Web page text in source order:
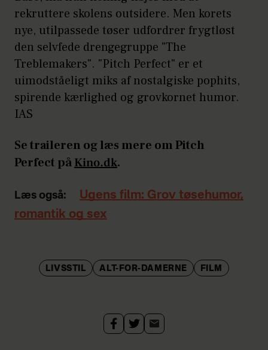
rekruttere skolens outsidere. Men korets
nye, utilpassede tøser udfordrer frygtløst
den selvfede drengegruppe "The
Treblemakers". "Pitch Perfect" er et
uimodståeligt miks af nostalgiske pophits,
spirende kærlighed og grovkornet humor.
IAS
Se traileren og læs mere om Pitch
Perfect påKino.dk.
Læs også:
Ugens film: Grov tøsehumor,
romantik og sex
LIVSSTIL ALT-FOR-DAMERNE FILM